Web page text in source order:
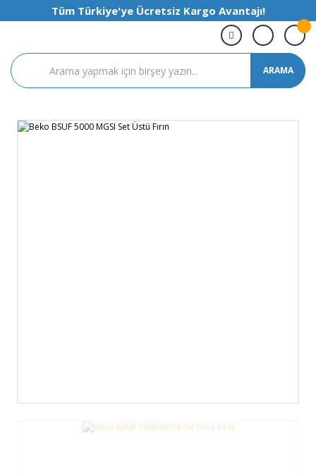
Tüm Türkiye'ye Ücretsiz Kargo Avantajı!
ARAMA